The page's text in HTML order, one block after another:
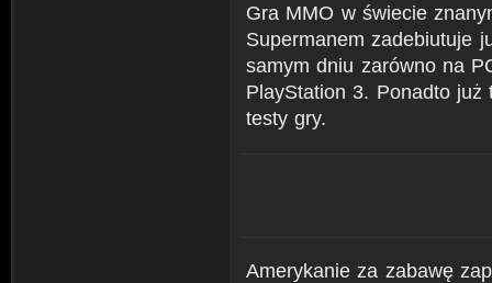
Gra MMO w świecie
Supermanem zadebiutuje
samym dniu zarówno na
PlayStation 3. Ponadto
testy gry.
Amerykanie za zabawę